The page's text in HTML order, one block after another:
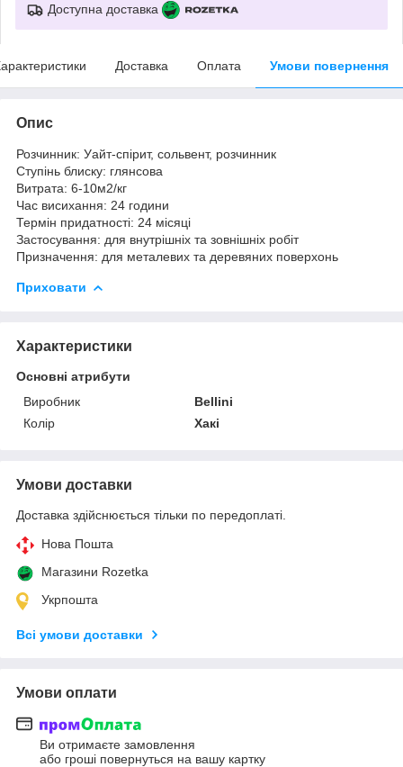
Доступна доставка
Доставка Оплата Умови повернення
Опис
Розчинник: Уайт-спірит, сольвент, розчинник
Ступінь блиску: глянсова
Витрата: 6-10м2/кг
Час висихання: 24 години
Термін придатності: 24 місяці
Застосування: для внутрішніх та зовнішніх робіт
Призначення: для металевих та деревяних поверхонь
Приховати
Характеристики
Основні атрибути
Виробник
Bellini
Колір
Хакі
Умови доставки
Доставка здійснюється тільки по передоплаті.
Нова Пошта
Магазини Rozetka
Укрпошта
Всі умови доставки
Умови оплати
Ви отримаєте замовлення
або гроші повернуться на вашу картку